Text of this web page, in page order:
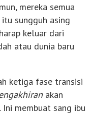
mereka semua
sungguh asing
keluar dari
atau dunia baru
ketiga fase transisi
akan
membuat sang ibu